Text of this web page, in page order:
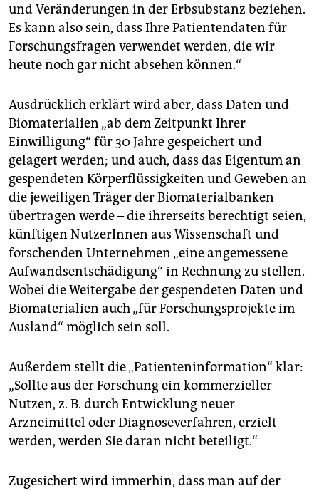
und Veränderungen in der Erbsubstanz beziehen.
Es kann also sein, dass Ihre Patientendaten für
Forschungsfragen verwendet werden, die wir
heute noch gar nicht absehen können.“
Ausdrücklich erklärt wird aber, dass Daten und
Biomaterialien „ab dem Zeitpunkt Ihrer
Einwilligung“ für 30 Jahre gespeichert und
gelagert werden; und auch, dass das Eigentum an
gespendeten Körperflüssigkeiten und Geweben an
die jeweiligen Träger der Biomaterialbanken
übertragen werde – die ihrerseits berechtigt seien,
künftigen NutzerInnen aus Wissenschaft und
forschenden Unternehmen „eine angemessene
Aufwandsentschädigung“ in Rechnung zu stellen.
Wobei die Weitergabe der gespendeten Daten und
Biomaterialien auch „für Forschungsprojekte im
Ausland“ möglich sein soll.
Außerdem stellt die „Patienteninformation“ klar:
„Sollte aus der Forschung ein kommerzieller
Nutzen, z. B. durch Entwicklung neuer
Arzneimittel oder Diagnoseverfahren, erzielt
werden, werden Sie daran nicht beteiligt.“
Zugesichert wird immerhin, dass man auf der